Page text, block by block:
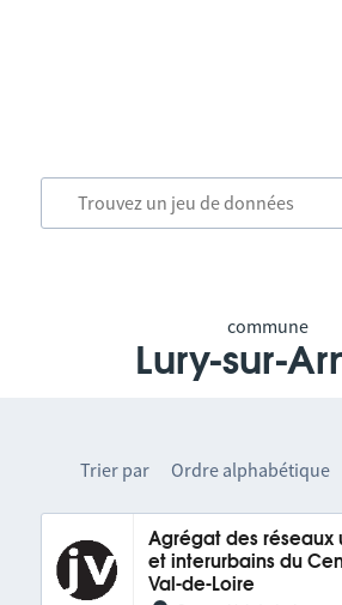
commune
Lury-sur-
Trier par Ordre alphabétique
Agrégat des réseaux
et interurbains du
Val-de-Loire